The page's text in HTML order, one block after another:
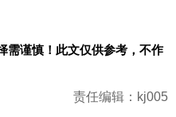
需谨慎！此文仅供参考，不作
责任编辑：kj005